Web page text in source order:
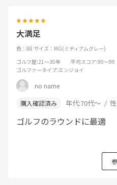
大満足
色：88 サイズ：MG(ミディアムグレー)
ゴルフ歴:21～30年 平均スコア:90～99
ゴルファータイプ:エンジョイ
no name
年代:70代～
ゴルフのラウンドに最適